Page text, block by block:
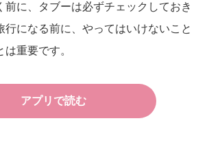
前に、タブーは必ずチェックしておき
行になる前に、やってはいけないこと
重要です。
アプリで読む